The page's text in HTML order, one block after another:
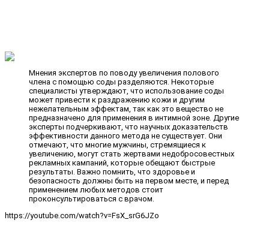
Мнения экспертов по поводу увеличения полового
члена с помощью соды разделяются. Некоторые
специалисты утверждают, что использование соды
может привести к раздражению кожи и другим
нежелательным эффектам, так как это вещество не
предназначено для применения в интимной зоне. Другие
эксперты подчеркивают, что научных доказательств
эффективности данного метода не существует. Они
отмечают, что многие мужчины, стремящиеся к
увеличению, могут стать жертвами недобросовестных
рекламных кампаний, которые обещают быстрые
результаты. Важно помнить, что здоровье и
безопасность должны быть на первом месте, и перед
применением любых методов стоит
проконсультироваться с врачом.
https://youtube.com/watch?v=FsX_srG6JZo